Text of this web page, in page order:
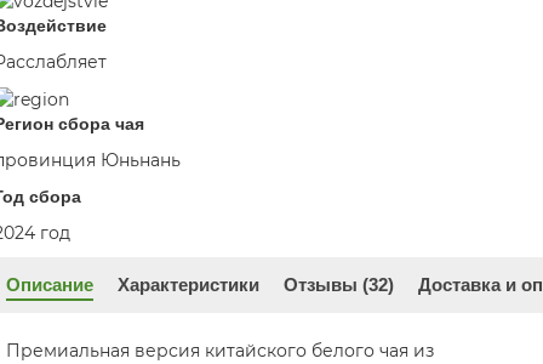
сбора чая
Юньнань
сбора
год
Описание Характеристики Отзывы (32) Доставка и
Премиальная версия китайского белого чая из